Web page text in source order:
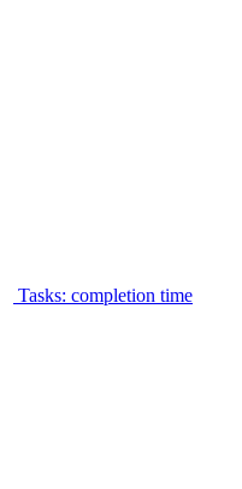
Tasks: completion time